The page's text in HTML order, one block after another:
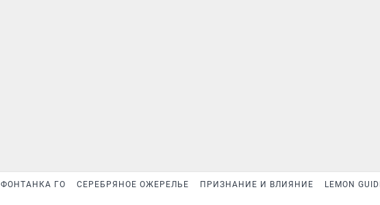
ФОНТАНКА ГО СЕРЕБРЯНОЕ ОЖЕРЕЛЬЕ ПРИЗНАНИЕ И ВЛИЯНИЕ LEMON